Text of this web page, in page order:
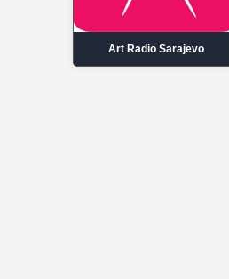
Art Radio Sarajevo